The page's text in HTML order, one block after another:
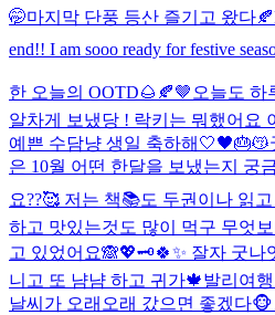
🤭마지막 단풍 등산 즐기고 왔다🍂
end!! I am sooo ready for festive
한 오늘의 OOTD🌰🍂🤎 오늘도
알차게 보냈당 ! 락키는 뭐했어요
예쁜 수담냥 생일 축하해🤍🖤🎂😽
은 10월 어떤 한달을 보냈는지 궁
요??🥰 저는 책📚도 두권이나 읽
하고 맛있는것도 많이 먹구 무엇
고 있었어요🙈💖🗝️🍀✨ 잘자 굿나
니고 또 냠냠 하고 귀가🍁발리여
날씨가 오래오래 갔으면 좋겠다